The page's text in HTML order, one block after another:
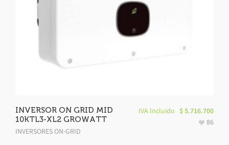
INVERSOR ON GRID MID
10KTL3-XL2 GROWATT
INVERSORES ON-GRID
IVA Incluido $5.716.700
86